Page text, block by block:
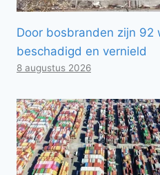
Door bosbranden zijn 92
beschadigd en vernield
8 augustus 2026